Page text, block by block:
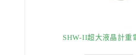
SHW-II超大液晶計重